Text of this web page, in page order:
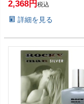
(6003836)
2,368 税込
詳細を見る